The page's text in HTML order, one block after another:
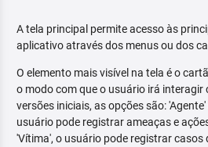
A tela principal permite acesso às
aplicativo através dos menus ou dos
O elemento mais visível na tela é o
o modo com que o usuário irá interagir
versões iniciais, as opções são:
usuário pode registrar ameaças e
'Vítima', o usuário pode registrar